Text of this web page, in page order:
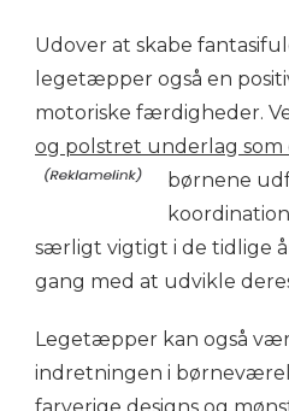
Udover at skabe
legetæpper også en
motoriske færdigheder.
og polstret underlag
børnene
særligt vigtigt i de tidlige
gang med at udvikle
Legetæpper kan også
indretningen i
farverige designs og